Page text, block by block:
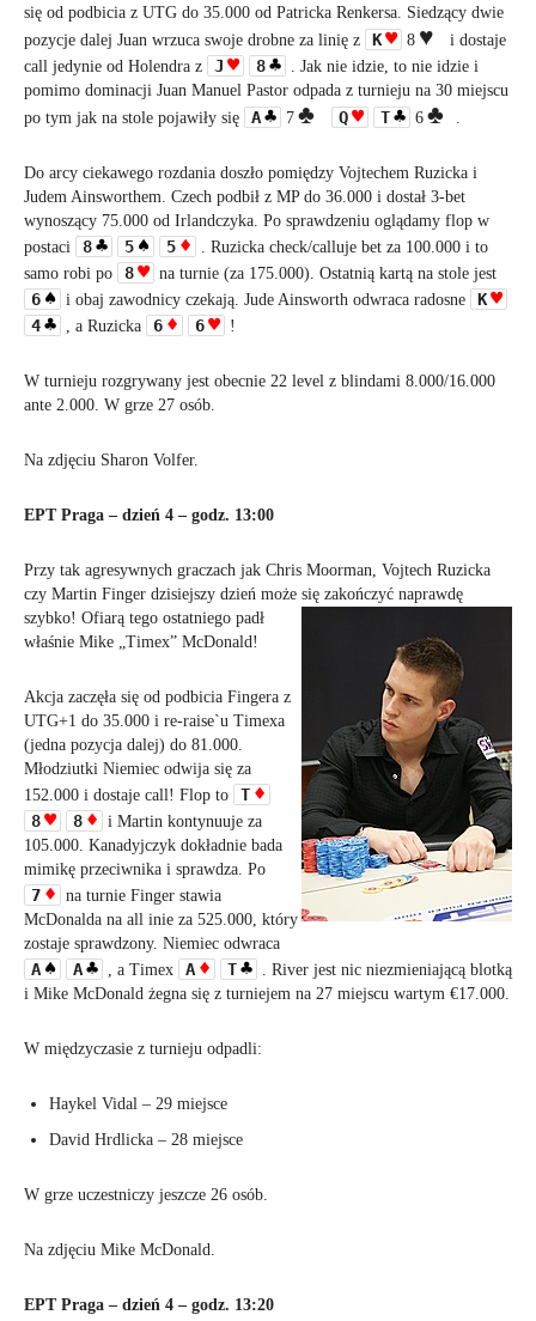
się od podbicia z UTG do 35.000 od Patricka Renkersa. Siedzący dwie
pozycje dalej Juan wrzuca swoje drobne za linię z
K 8
i dostaje
call jedynie od Holendra z
J 8
. Jak nie idzie, to nie idzie i
pomimo dominacji Juan Manuel Pastor odpada z turnieju na 30 miejscu
po tym jak na stole pojawiły się
A 7 Q T 6 .
Do arcy ciekawego rozdania doszło pomiędzy Vojtechem Ruzicka i
Judem Ainsworthem. Czech podbił z MP do 36.000 i dostał 3-bet
wynoszący 75.000 od Irlandczyka. Po sprawdzeniu oglądamy flop w
postaci
8 5 5 . Ruzicka check/calluje bet za 100.000 i to
samo robi po
8 na turnie (za 175.000). Ostatnią kartą na stole jest
6 i obaj zawodnicy czekają. Jude Ainsworth odwraca radosne
K
4
, a Ruzicka 6 6 !
W turnieju rozgrywany jest obecnie 22 level z blindami 8.000/16.000
ante 2.000. W grze 27 osób.
Na zdjęciu Sharon Volfer.
EPT Praga – dzień 4 – godz. 13:00
Przy tak agresywnych graczach jak Chris Moorman, Vojtech Ruzicka
czy Martin Finger dzisiejszy dzień może się zakończyć naprawdę
szybko! Ofiarą tego ostatniego padł
właśnie Mike „Timex” McDonald!
Akcja zaczęła się od podbicia Fingera z
UTG+1 do 35.000 i re-raise`u Timexa
(jedna pozycja dalej) do 81.000.
Młodziutki Niemiec odwija się za
152.000 i dostaje call! Flop to
T
8
8
i Martin kontynuuje za
105.000. Kanadyjczyk dokładnie bada
mimikę przeciwnika i sprawdza. Po
7
na turnie Finger stawia
McDonalda na all inie za 525.000, który
zostaje sprawdzony. Niemiec odwraca
A A , a Timex A T
. River jest nic niezmieniającą blotką
i Mike McDonald żegna się z turniejem na 27 miejscu wartym €17.000.
W międzyczasie z turnieju odpadli:
Haykel Vidal – 29 miejsce
David Hrdlicka – 28 miejsce
W grze uczestniczy jeszcze 26 osób.
Na zdjęciu Mike McDonald.
EPT Praga – dzień 4 – godz. 13:20